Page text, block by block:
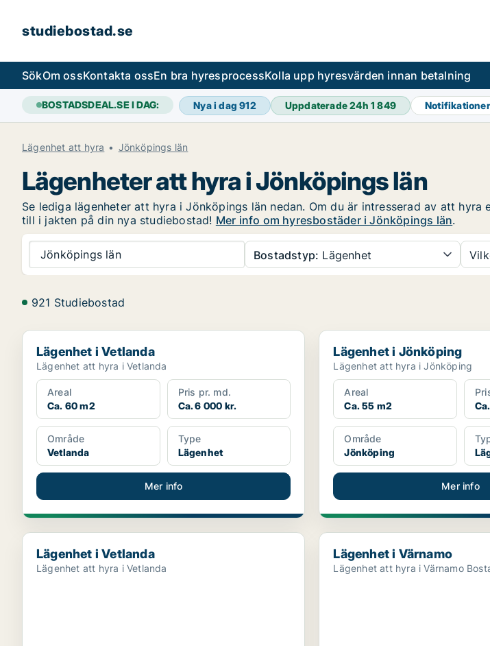
studiebostad.se
SökOm ossKontakta ossEn bra hyresprocessKolla upp hyresvärden innan betalning
BOSTADSDEAL.SE I DAG: Nya i dag912 Uppdaterade 24h1 849
Lägenhet att hyra Jönköpings län
Lägenheter att hyra i Jönköpings län
Se lediga lägenheter att hyra i Jönköpings län nedan. Om du är intresserad av att
till i jakten på din nya studiebostad! Mer info om hyresbostäder i Jönköpings län.
Jönköpings län Bostadstyp: Lägenhet
921 Studiebostad
Lägenhet i Vetlanda
Lägenhet i Vetlanda
Lägenhet att hyra i Vetlanda
Areal
Ca. 60 m2
Pris pr. md.
Ca. 6 000 kr.
Område
Vetlanda
Type
Lägenhet
Mer info
Lägenhet i Jönköping
Lägenhet i Jönköping
Lägenhet att hyra i Jönköping
Areal
Ca. 55 m2
Område
Jönköping
Mer info
Lägenhet i Vetlanda
Lägenhet i Vetlanda
Lägenhet att hyra i Vetlanda
Lägenhet i Värnamo
Lägenhet i Värnamo
Lägenhet